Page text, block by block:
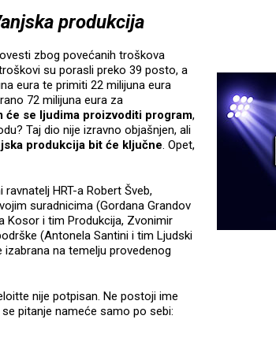
produkcija
zbog povećanih troškova
su porasli preko 39 posto, a
eura te primiti 22 milijuna eura
72 milijuna eura za
će se ljudima proizvoditi program,
Taj dio nije izravno objašnjen, ali
produkcija bit će ključne. Opet,
HRT-a Robert Šveb,
suradnicima (Gordana Grandov
Kosor i tim Produkcija, Zvonimir
(Antonela Santini i tim Ljudski
na temelju provedenog
nije potpisan. Ne postoji ime
pitanje nameće samo po sebi: